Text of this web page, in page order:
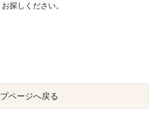
探しください。
プページへ戻る